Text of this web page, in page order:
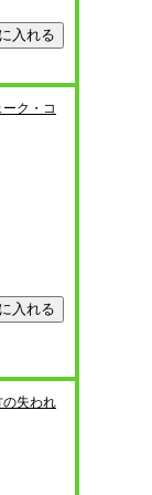
ク・コ
の失われ